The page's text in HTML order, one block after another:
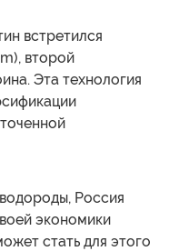
встретился
второй
Эта технология
Россия
экономики
стать для этого